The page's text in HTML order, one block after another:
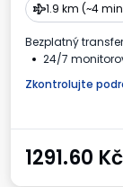
1.9 km (~4
Bezplatný transfer
24/7
Daňový
Zkontrolujte
1291.60 Kč